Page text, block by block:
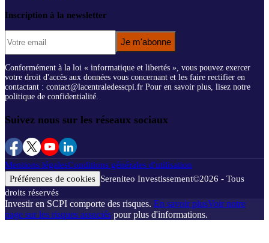
Inscription à la newsletter
Je m'abonne
Conformément à la loi « informatique et libertés », vous pouvez exercer
votre droit d'accès aux données vous concernant et les faire rectifier en
contactant : contact@lacentraledesscpi.fr Pour en savoir plus, lisez notre
politique de confidentialité.
Suivez nous sur les réseaux sociaux
Mentions légalesConditions générales d'utilisation
Préférences de cookies Sereniteo Investissement©2026 - Tous
droits réservés
Investir en SCPI comporte des risques. En savoir plusVoir notre
page sur les risques associés pour plus d'informations.